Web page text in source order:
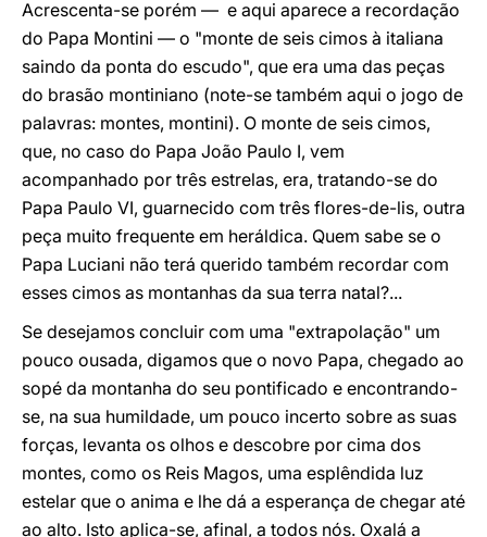
Acrescenta-se porém — e aqui aparece a recordação
do Papa Montini — o "monte de seis cimos à italiana
saindo da ponta do escudo", que era uma das peças
do brasão montiniano (note-se também aqui o jogo de
palavras: montes, montini). O monte de seis cimos,
que, no caso do Papa João Paulo I, vem
acompanhado por três estrelas, era, tratando-se do
Papa Paulo VI, guarnecido com três flores-de-lis, outra
peça muito frequente em heráldica. Quem sabe se o
Papa Luciani não terá querido também recordar com
esses cimos as montanhas da sua terra natal?...
Se desejamos concluir com uma "extrapolação" um
pouco ousada, digamos que o novo Papa, chegado ao
sopé da montanha do seu pontificado e encontrando-
se, na sua humildade, um pouco incerto sobre as suas
forças, levanta os olhos e descobre por cima dos
montes, como os Reis Magos, uma esplêndida luz
estelar que o anima e lhe dá a esperança de chegar até
ao alto. Isto aplica-se, afinal, a todos nós. Oxalá a